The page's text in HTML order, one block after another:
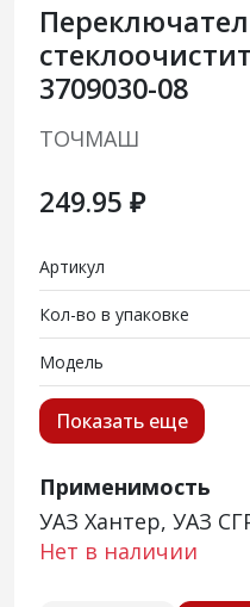
3709030-08
ТОЧМАШ
249.95 ₽
Артикул
Кол-во в упаковке
Модель
Показать еще
Применимость
УАЗ Хантер, УАЗ
Нет в наличии